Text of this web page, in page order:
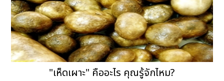
"เห็ดเผาะ" คืออะไร คุณรู้จักไหม?